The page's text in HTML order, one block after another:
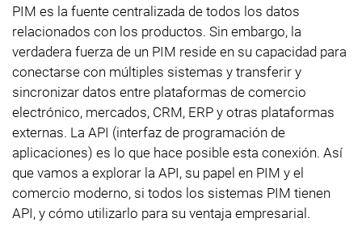
PIM es la fuente centralizada de todos los datos
relacionados con los productos. Sin embargo, la
verdadera fuerza de un PIM reside en su capacidad para
conectarse con múltiples sistemas y transferir y
sincronizar datos entre plataformas de comercio
electrónico, mercados, CRM, ERP y otras plataformas
externas. La API (interfaz de programación de
aplicaciones) es lo que hace posible esta conexión. Así
que vamos a explorar la API, su papel en PIM y el
comercio moderno, si todos los sistemas PIM tienen
API, y cómo utilizarlo para su ventaja empresarial.